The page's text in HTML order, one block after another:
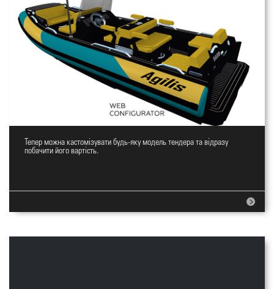
Веб конструктор човнів
Тепер можна кастомізувати будь-яку модель тендера та відразу
побачити його вартість.